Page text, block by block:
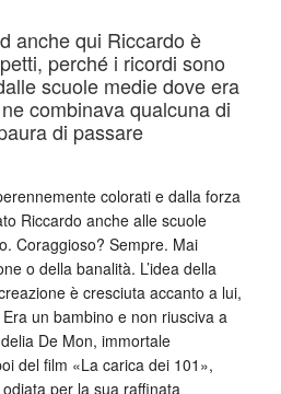
anche qui Riccardo è
perché i ricordi sono
scuole medie dove era
combinava qualcuna di
di passare
colorati e dalla forza
Riccardo anche alle scuole
Coraggioso? Sempre. Mai
o della banalità. L’idea della
è cresciuta accanto a lui,
un bambino e non riusciva a
De Mon, immortale
del film «La carica dei 101»,
per la sua raffinata